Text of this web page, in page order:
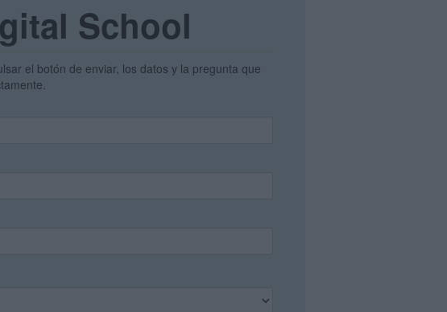
School
el botón de enviar, los datos y la pregunta que